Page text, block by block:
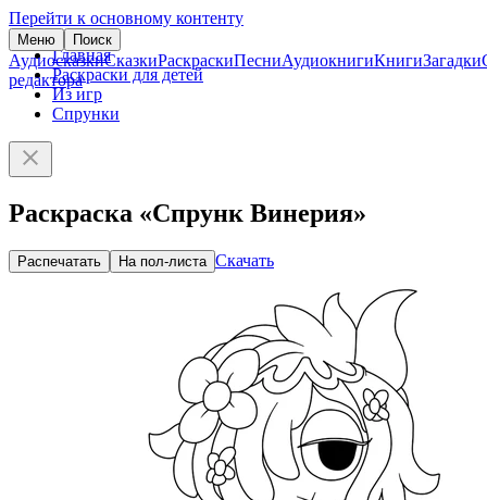
Перейти к основному контенту
Меню Поиск
АудиосказкиСказкиРаскраскиПесниАудиокнигиКнигиЗагадки
редактора
Главная
Раскраски для детей
Из игр
Спрунки
Раскраска «Спрунк Винерия»
Распечатать На пол-листа Скачать